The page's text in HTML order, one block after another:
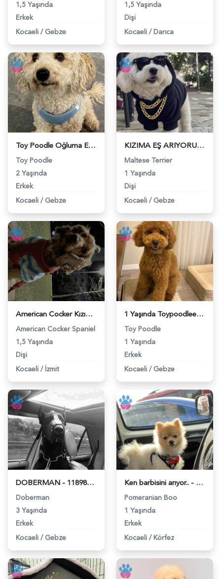
1,5 Yaşında
Erkek
Kocaeli / Gebze
1,5 Yaşında
Dişi
Kocaeli / Darıca
Toy Poodle Oğluma Eş Arıyorum - 118982609
Toy Poodle
2 Yaşında
Erkek
Kocaeli / Gebze
KIZIMA EŞ ARIYORUZ - 118982411
Maltese Terrier
1 Yaşında
Dişi
Kocaeli / Gebze
American Cocker Kızıma eş arıyorum - 118981971
American Cocker Spaniel
1,5 Yaşında
Dişi
Kocaeli / İzmit
1 Yaşında Toypoodlee Erkek - 118980785
Toy Poodle
1 Yaşında
Erkek
Kocaeli / Gebze
DOBERMAN - 118980734
Doberman
3 Yaşında
Erkek
Kocaeli / Gebze
Ken barbisini arıyor.. - 118980666
Pomeranian Boo
1 Yaşında
Erkek
Kocaeli / Körfez